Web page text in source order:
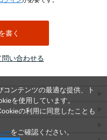
問い合わせる
書く
ンテンツの最適な提供、ト
を使用しています。
の利用に同意したことも
ーをご確認ください。